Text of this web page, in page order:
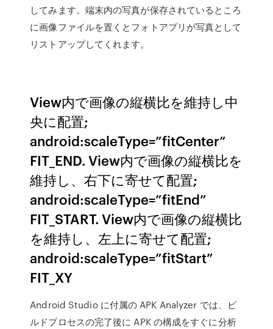
してみます。端末内の写真が保存されているところ
に画像ファイルを置くとフォトアプリが写真として
リストアップしてくれます。
View内で画像の縦横比を維持し中
央に配置;
android:scaleType=”fitCenter”
FIT_END. View内で画像の縦横比を
維持し、右下に寄せて配置;
android:scaleType=”fitEnd”
FIT_START. View内で画像の縦横比
を維持し、左上に寄せて配置;
android:scaleType=”fitStart”
FIT_XY
Android Studio に付属の APK Analyzer では、ビ
ルドプロセスの完了後に APK の構成をすぐに分析